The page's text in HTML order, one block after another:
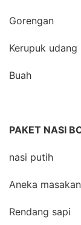
Gorengan
Kerupuk udang
Buah
PAKET NASI
nasi putih
Aneka
Rendang sapi